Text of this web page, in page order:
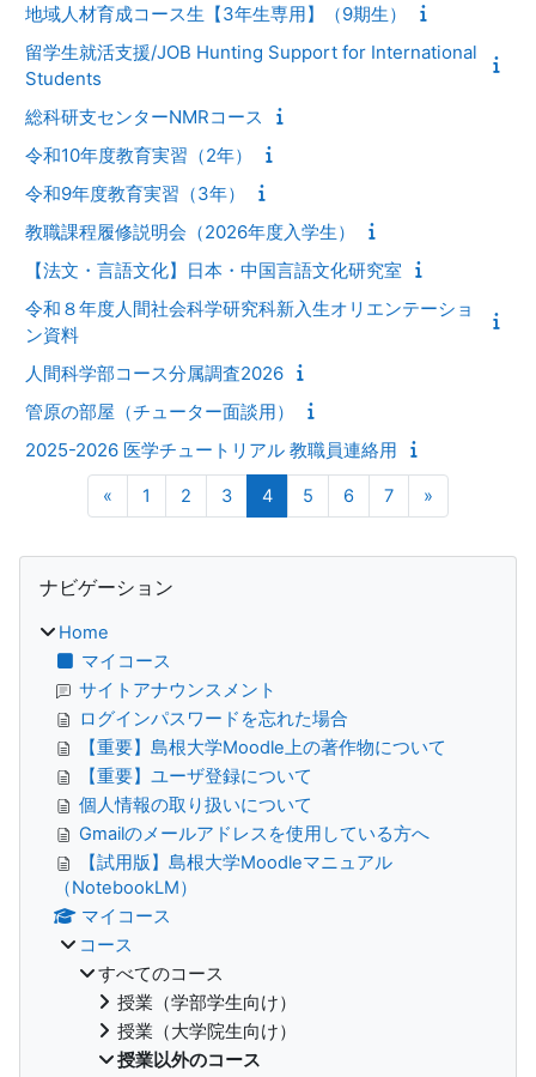
地域人材育成コース生【3年生専用】（9期生）
留学生就活支援/JOB Hunting Support for International
Students
総科研支センターNMRコース
令和10年度教育実習（2年）
令和9年度教育実習（3年）
教職課程履修説明会（2026年度入学生）
【法文・言語文化】日本・中国言語文化研究室
令和８年度人間社会科学研究科新入生オリエンテーショ
ン資料
人間科学部コース分属調査2026
管原の部屋（チューター面談用）
2025-2026 医学チュートリアル 教職員連絡用
« 前のページ
1 ページ 1
2 ページ 2
3ページ 3
4ページ 4
5 ページ 5
6ページ 6
7ページ 7
»
ブロック
ナビゲーション
Home
マイコース
サイトアナウンスメント
ログインパスワードを忘れた場合
【重要】島根大学Moodle上の著作物について
【重要】ユーザ登録について
個人情報の取り扱いについて
Gmailのメールアドレスを使用している方へ
【試用版】島根大学Moodleマニュアル
（NotebookLM）
マイコース
コース
すべてのコース
授業（学部学生向け）
授業（大学院生向け）
授業以外のコース